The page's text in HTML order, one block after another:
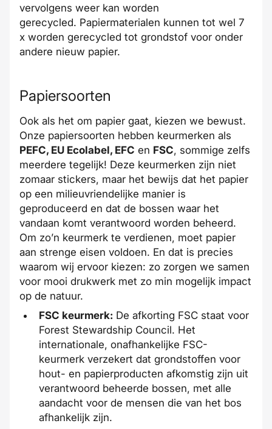
vervolgens weer kan worden
gerecycled. Papiermaterialen kunnen tot wel 7
x worden gerecycled tot grondstof voor onder
andere nieuw papier.
Papiersoorten
Ook als het om papier gaat, kiezen we bewust.
Onze papiersoorten hebben keurmerken als
PEFC, EU Ecolabel, EFC en FSC, sommige zelfs
meerdere tegelijk! Deze keurmerken zijn niet
zomaar stickers, maar het bewijs dat het papier
op een milieuvriendelijke manier is
geproduceerd en dat de bossen waar het
vandaan komt verantwoord worden beheerd.
Om zo’n keurmerk te verdienen, moet papier
aan strenge eisen voldoen. En dat is precies
waarom wij ervoor kiezen: zo zorgen we samen
voor mooi drukwerk met zo min mogelijk impact
op de natuur.
FSC keurmerk: De afkorting FSC staat voor
Forest Stewardship Council. Het
internationale, onafhankelijke FSC-
keurmerk verzekert dat grondstoffen voor
hout- en papierproducten afkomstig zijn uit
verantwoord beheerde bossen, met alle
aandacht voor de mensen die van het bos
afhankelijk zijn.